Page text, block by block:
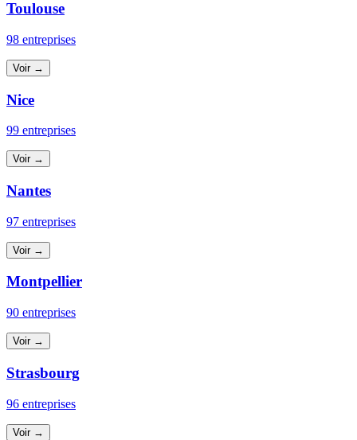
Toulouse
98 entreprises
Voir →
Nice
99 entreprises
Voir →
Nantes
97 entreprises
Voir →
Montpellier
90 entreprises
Voir →
Strasbourg
96 entreprises
Voir →